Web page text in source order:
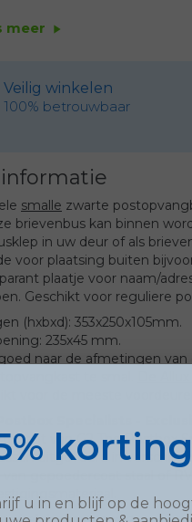
meer play_arrow
Veilig winkelen
100% betrouwbaar
smalle zwarte
brievenbus kan binnen
in uw deur of als
voor plaatsing buiten
plaatje voor naam/
Geschikt voor reguliere
(hxbxd): 353x250x105mm.
235x45 mm.
naar de afmetingen
Postbox Specialists -
van G2 The Postbox
uitgevoerd in
van gepoedercoat staal of
u in en blijf op de